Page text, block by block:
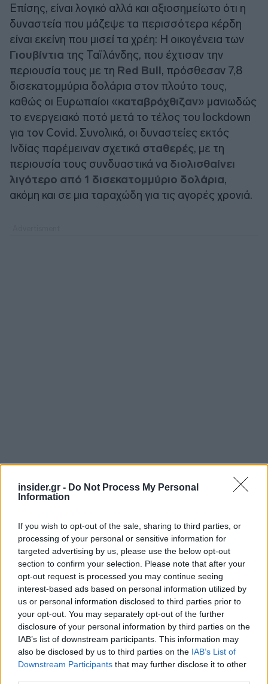
insider.gr - Do Not Process My Personal
Information
If you wish to opt-out of the sale, sharing to third parties, or
processing of your personal or sensitive information for
targeted advertising by us, please use the below opt-out
section to confirm your selection. Please note that after your
opt-out request is processed you may continue seeing
interest-based ads based on personal information utilized by
us or personal information disclosed to third parties prior to
your opt-out. You may separately opt-out of the further
disclosure of your personal information by third parties on the
IAB’s list of downstream participants. This information may
also be disclosed by us to third parties on the IAB’s List of
Downstream Participants that may further disclose it to other
Επίσης, είναι λογικό αλλά και αξιοσημείωτο ότι η
δυναστεία που μάζεψε τα περισσότερα κέρδη
είναι εκείνη που μισεί τα χρέη: Η οικογένεια των
Γιουβίντια της Ταϊλάνδης, που έχτισαν την
περιουσία τους με τη Red Bull, πρόσθεσαν 7,8
δισεκατομμύρια δολάρια στον πλούτο τους,
καθώς οι Ευρωπαίοι «καταβρόχθιζαν» μανιωδώς
το ενεργειακό ποτό μετά το τέλος του lockdown
για τον Covid. Συνολικά, οι δυναστείες εκτός
Ινδίας παρέμειναν σχετικά σταθερές, με τη
περιουσία τους συνδυαστικά να διολισθαίνει
λιγότερο από 1 δισεκατομμύριο δολάρια,
ακόμη και σε μια ταραχώδη για τις αγορές χρονιά.
Με τις ασιατικές επιχειρήσεις να αποκτούν όλο
και περισσότερη προβολή στο παγκόσμιι
προσκήνιο, όλα τα βλέμματα είναι στραμμένα στο
πώς η «αφρόκρεμα» της Ινδίας διαχειρίζεται την
νέα κατάσταση, καθώς οι οικογένειες ψάχνουν για